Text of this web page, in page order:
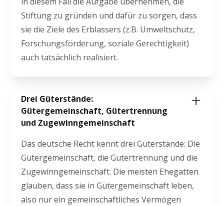
Stiftung zu gründen und dafür zu sorgen, dass
sie die Ziele des Erblassers (z.B. Umweltschutz,
Forschungsförderung, soziale Gerechtigkeit)
auch tatsächlich realisiert.
Drei Güterstände:
Gütergemeinschaft, Gütertrennung
und Zugewinngemeinschaft
Das deutsche Recht kennt drei Güterstände: Die
Gütergemeinschaft, die Gütertrennung und die
Zugewinngemeinschaft. Die meisten Ehegatten
glauben, dass sie in Gütergemeinschaft leben,
also nur ein gemeinschaftliches Vermögen